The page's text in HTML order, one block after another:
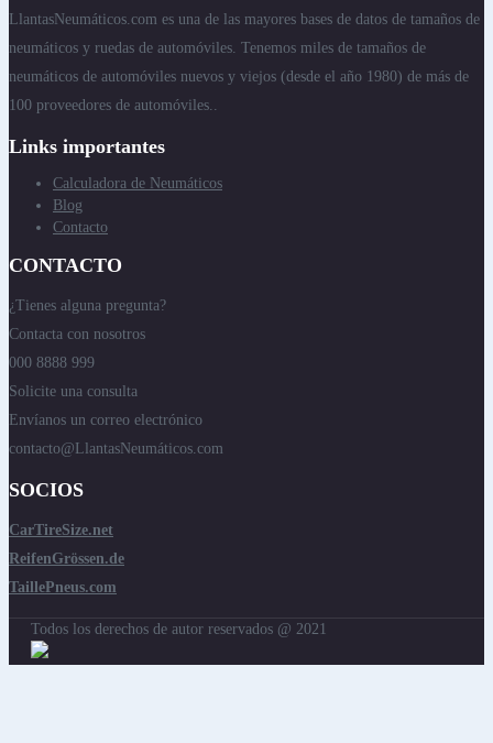
LlantasNeumáticos.com es una de las mayores bases de datos de tamaños de
neumáticos y ruedas de automóviles. Tenemos miles de tamaños de
neumáticos de automóviles nuevos y viejos (desde el año 1980) de más de
100 proveedores de automóviles..
Links importantes
Calculadora de Neumáticos
Blog
Contacto
CONTACTO
¿Tienes alguna pregunta?
Contacta con nosotros
000 8888 999
Solicite una consulta
Envíanos un correo electrónico
contacto@LlantasNeumáticos.com
SOCIOS
CarTireSize.net
ReifenGrössen.de
TaillePneus.com
Todos los derechos de autor reservados @ 2021